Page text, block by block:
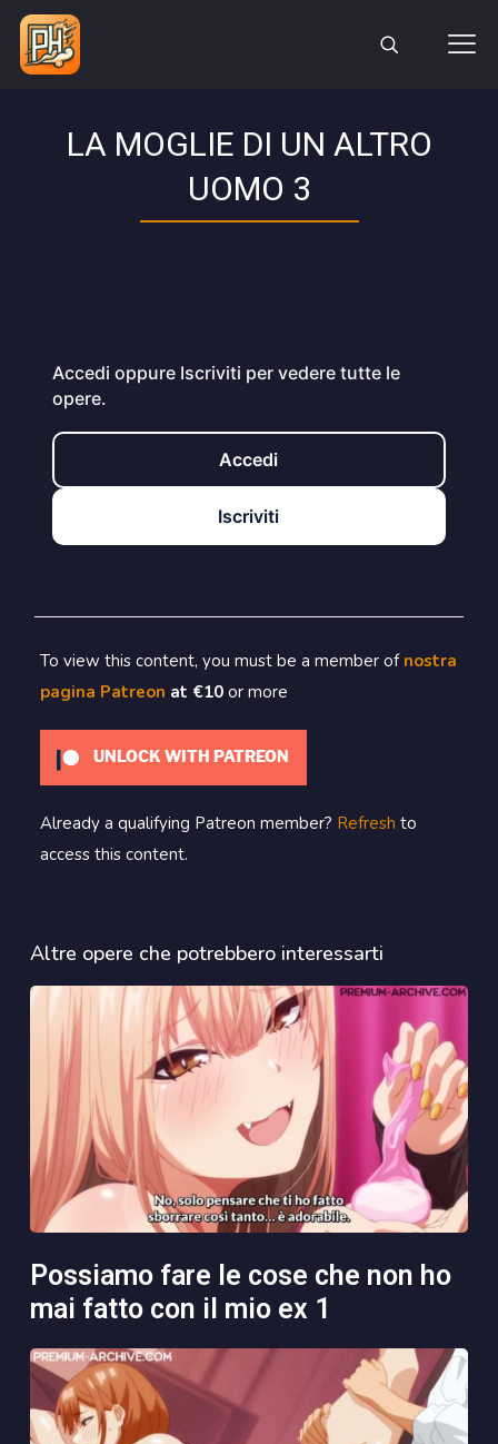
LA MOGLIE DI UN ALTRO
UOMO 3
Accedi oppure Iscriviti per vedere tutte le
opere.
Accedi
Iscriviti
To view this content, you must be a member of nostra
pagina Patreon at €10 or more
UNLOCK WITH PATREON
Already a qualifying Patreon member? Refresh to
access this content.
Altre opere che potrebbero interessarti
possiamo fare le cose che non ho
mai fatto con il mio ex 1